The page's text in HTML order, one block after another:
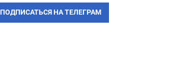
ПОДПИСАТЬСЯ НА ТЕЛЕГРАМ